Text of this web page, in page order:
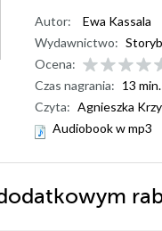
Autor:
Ewa Kassala
Wydawnictwo:
Ocena:
Czas nagrania: 13 min.
Czyta: Agnieszka
Audiobook w mp3